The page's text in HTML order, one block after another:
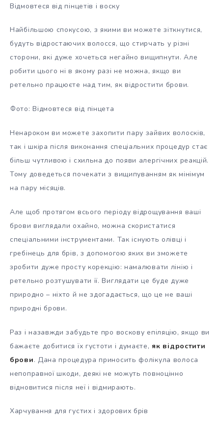
Відмовтеся від пінцетів і воску
Найбільшою спокусою, з якими ви можете зіткнутися,
будуть відростаючих волосся, що стирчать у різні
сторони, які дуже хочеться негайно вищипнути. Але
робити цього ні в якому разі не можна, якщо ви
ретельно працюєте над тим, як відростити брови.
Фото: Відмовтеся від пінцета
Ненароком ви можете захопити пару зайвих волосків,
так і шкіра після виконання спеціальних процедур стає
більш чутливою і схильна до появи алергічних реакцій.
Тому доведеться почекати з вищипуванням як мінімум
на пару місяців.
Але щоб протягом всього періоду відрощування ваші
брови виглядали охайно, можна скористатися
спеціальними інструментами. Так існують олівці і
гребінець для брів, з допомогою яких ви зможете
зробити дуже просту корекцію: намалювати лінію і
ретельно розтушувати її. Виглядати це буде дуже
природно – ніхто й не здогадається, що це не ваші
природні брови.
Раз і назавжди забудьте про воскову епіляцію, якщо ви
бажаєте добитися їх густоти і думаєте, як відростити
брови. Дана процедура приносить фолікула волоса
непоправної шкоди, деякі не можуть повноцінно
відновитися після неї і відмирають.
Харчування для густих і здорових брів